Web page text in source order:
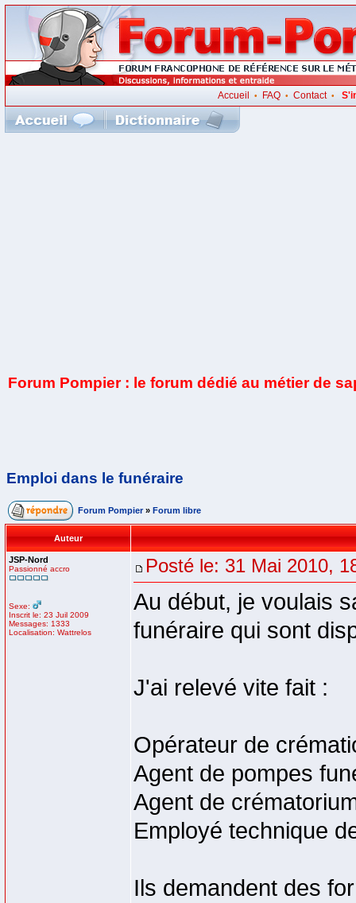
Accueil • FAQ• Contact•
Forum Pompier : le forum dédié au métier de
Emploi dans le funéraire
Forum Pompier » Forum libre
Auteur
JSP-Nord
Passionné accro
Sexe:
Inscrit le: 23 Juil 2009
Messages: 1333
Localisation: Wattrelos
Posté le: 31 Mai 2010,
Au début, je voulais
funéraire qui sont
J'ai relevé vite fait :
Opérateur de
Agent de pompes
Agent de
Employé technique
Ils demandent des